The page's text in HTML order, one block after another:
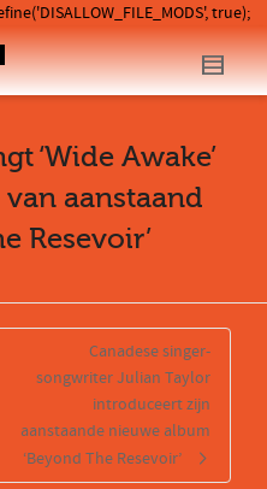
true);
‘Wide Awake’
aanstaand
Resevoir’
Canadese singer-
songwriter Julian Taylor
introduceert zijn
aanstaande nieuwe album
‘Beyond The Resevoir’